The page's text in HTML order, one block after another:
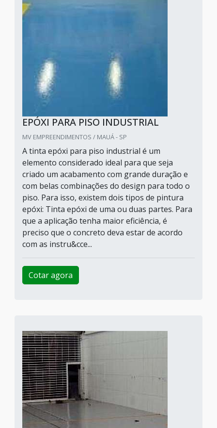
EPÓXI PARA PISO INDUSTRIAL
MV EMPREENDIMENTOS / MAUÁ - SP
A tinta epóxi para piso industrial é um
elemento considerado ideal para que seja
criado um acabamento com grande duração e
com belas combinações do design para todo o
piso. Para isso, existem dois tipos de pintura
epóxi: Tinta epóxi de uma ou duas partes. Para
que a aplicação tenha maior eficiência, é
preciso que o concreto deva estar de acordo
com as instru&cce...
Cotar agora